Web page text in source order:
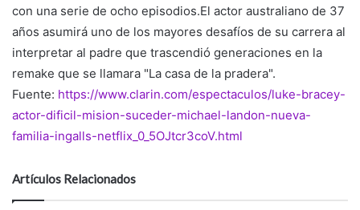
con una serie de ocho episodios.El actor australiano de 37
años asumirá uno de los mayores desafíos de su carrera al
interpretar al padre que trascendió generaciones en la
remake que se llamara "La casa de la pradera".
Fuente: https://www.clarin.com/espectaculos/luke-bracey-
actor-dificil-mision-suceder-michael-landon-nueva-
familia-ingalls-netflix_0_5OJtcr3coV.html
Artículos Relacionados